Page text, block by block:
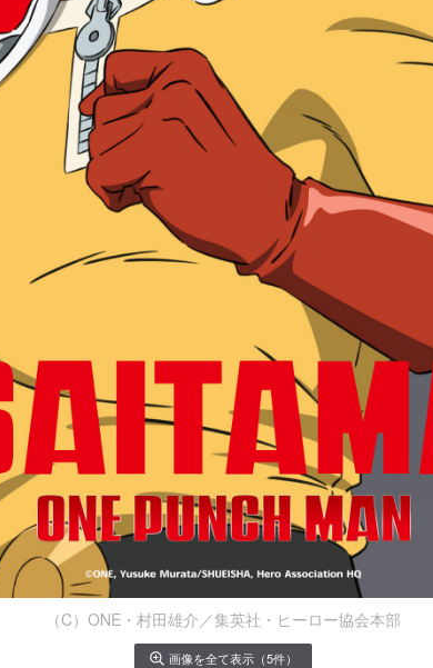
（C）ONE・村田雄介／集英社・ヒーロー協会本部
画像を全て表示（5件）